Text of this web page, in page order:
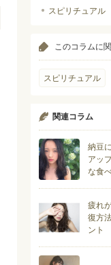
スピリチュアル
このコラムに
スピリチュアル
関連コラム
納豆
アッ
な食
疲れ
復方
ント